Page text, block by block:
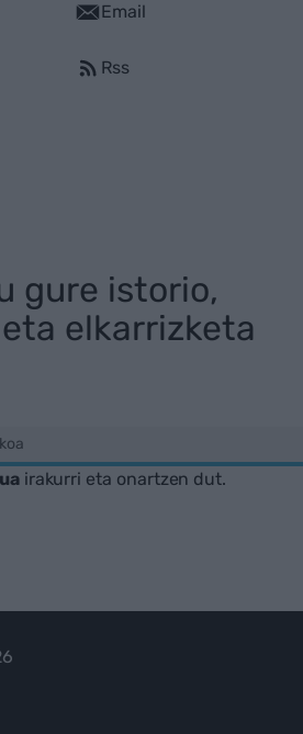
Email
Rss
gure istorio,
elkarrizketa
irakurri eta onartzen dut.